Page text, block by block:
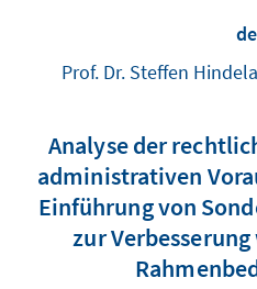
de
Prof. Dr. Steffen
Analyse der
administrativen
Einführung von
zur